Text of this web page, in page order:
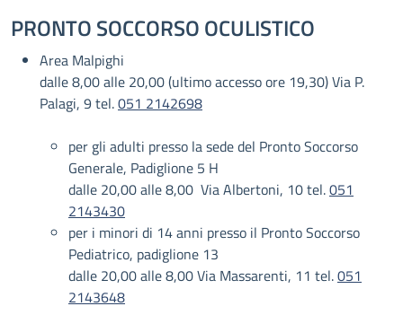
PRONTO SOCCORSO OCULISTICO
Area Malpighi
dalle 8,00 alle 20,00 (ultimo accesso ore 19,30) Via P.
Palagi, 9 tel.051 2142698
per gli adulti presso la sede del Pronto Soccorso
Generale, Padiglione 5 H
dalle 20,00 alle 8,00 Via Albertoni, 10 tel.051
2143430
per i minori di 14 anni presso il Pronto Soccorso
Pediatrico, padiglione 13
dalle 20,00 alle 8,00 Via Massarenti, 11 tel.051
2143648